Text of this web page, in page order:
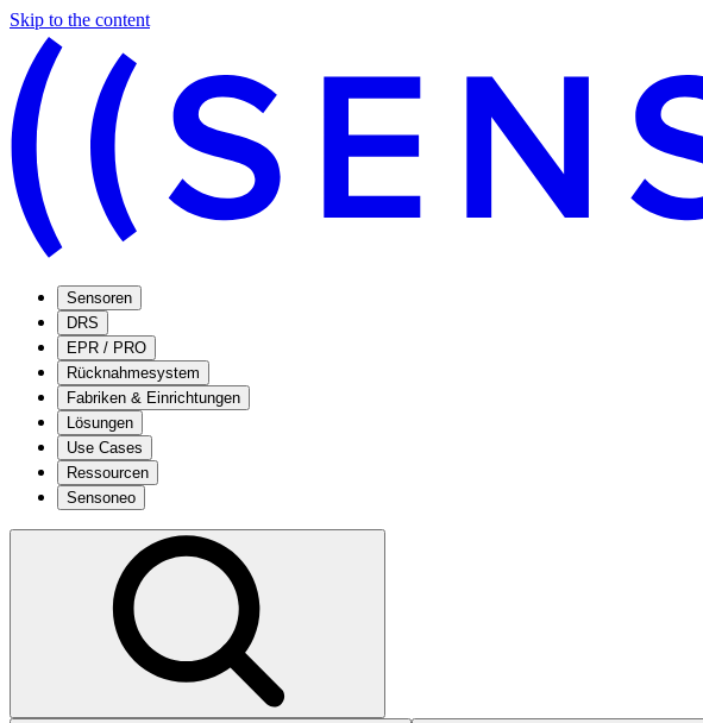
Skip to the content
Sensoren
DRS
EPR / PRO
Rücknahmesystem
Fabriken & Einrichtungen
Lösungen
Use Cases
Ressourcen
Sensoneo